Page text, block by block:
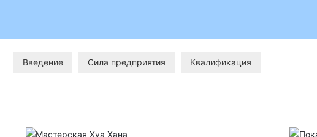
Введение Сила предприятия Квалификация